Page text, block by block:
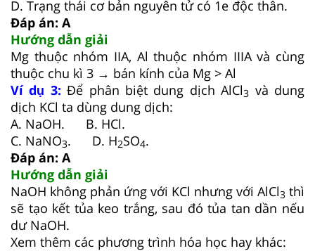
D. Trạng thái cơ bản nguyên tử có 1e độc thân.
Đáp án: A
Hướng dẫn giải
Mg thuộc nhóm IIA, Al thuộc nhóm IIIA và cùng
thuộc chu kì 3 → bán kính của Mg > Al
Ví dụ 3: Để phân biệt dung dịch AlCl3 và dung
dịch KCl ta dùng dung dịch:
A. NaOH. B. HCl.
C. NaNO3. D. H2SO4.
Đáp án: A
Hướng dẫn giải
NaOH không phản ứng với KCl nhưng với AlCl3 thì
sẽ tạo kết tủa keo trắng, sau đó tủa tan dần nếu
dư NaOH.
Xem thêm các phương trình hóa học hay khác: